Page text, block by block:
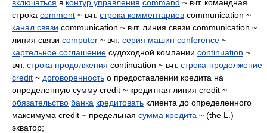
включаться в контур управления command ~ вчт. командная
строка comment ~ вчт. строка комментариев communication ~
канал связи communication ~ вчт. линия связи communication ~
линия связи computer ~ вчт. серия машин conference ~
картельное соглашение судоходной компании continuation ~
вчт. строка продолжения continuation ~ вчт. строка-продолжение
credit ~ договоренность о предоставлении кредита на
определенную сумму credit ~ кредитная линия credit ~
обязательство банка кредитовать клиента до определенного
максимума credit ~ предельная сумма кредита ~ (the L.)
экватор;